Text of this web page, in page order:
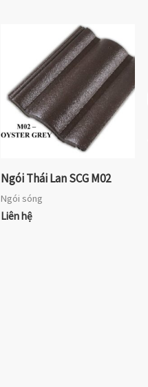
Ngói Thái Lan SCG M02
Ngói sóng
Liên hệ